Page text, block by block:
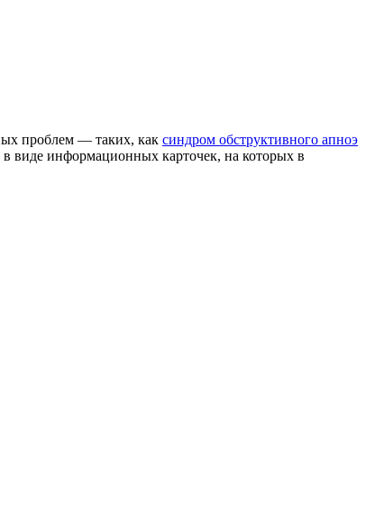
проблем — таких, как синдром обструктивного апноэ
в виде информационных карточек, на которых в